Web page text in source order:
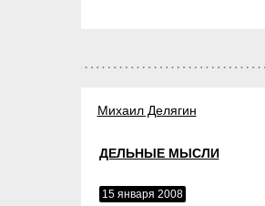
Михаил Делягин
ДЕЛЬНЫЕ МЫСЛИ
15 января 2008